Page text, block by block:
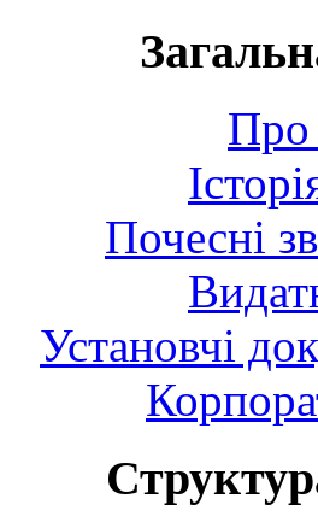
Про
Почесні
Установчі